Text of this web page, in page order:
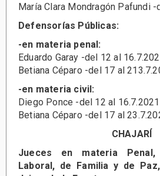
María Clara Mondragón Pafundi
Defensorías Públicas:
-en materia penal:
Eduardo Garay -del 12 al
Betiana Céparo -del 17 al
-en materia civil:
Diego Ponce -del 12 al 16.7.2021
Betiana Céparo -del 17 al
CHAJARÍ
Jueces en materia Penal,
Laboral, de Familia y de